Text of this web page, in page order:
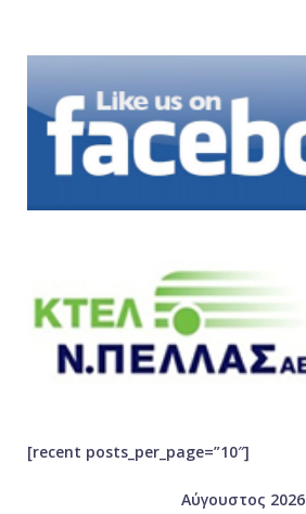
[recent posts_per_page=”10″]
Αύγουστος 2026